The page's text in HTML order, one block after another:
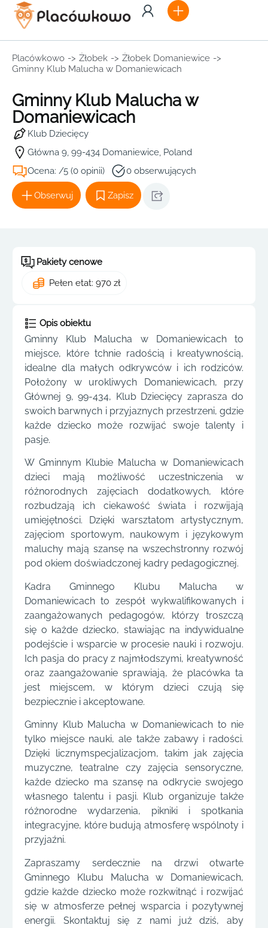
Placówkowo -> Żłobek -> Żłobek Domaniewice ->
Gminny Klub Malucha w Domaniewicach
Gminny Klub Malucha w
Domaniewicach
Klub Dziecięcy
Główna 9, 99-434 Domaniewice, Poland
Ocena: /5 (0 opinii)
0 obserwujących
Obserwuj Zapisz
Pakiety cenowe
Pełen etat: 970 zł
Opis obiektu
Gminny Klub Malucha w Domaniewicach to
miejsce, które tchnie radością i kreatywnością,
idealne dla małych odkrywców i ich rodziców.
Położony w urokliwych Domaniewicach, przy
Głównej 9, 99-434, Klub Dziecięcy zaprasza do
swoich barwnych i przyjaznych przestrzeni, gdzie
każde dziecko może rozwijać swoje talenty i
pasje.
W Gminnym Klubie Malucha w Domaniewicach
dzieci mają możliwość uczestniczenia w
różnorodnych zajęciach dodatkowych, które
rozbudzają ich ciekawość świata i rozwijają
umiejętności. Dzięki warsztatom artystycznym,
zajęciom sportowym, naukowym i językowym
maluchy mają szansę na wszechstronny rozwój
pod okiem doświadczonej kadry pedagogicznej.
Kadra Gminnego Klubu Malucha w
Domaniewicach to zespół wykwalifikowanych i
zaangażowanych pedagogów, którzy troszczą
się o każde dziecko, stawiając na indywidualne
podejście i wsparcie w procesie nauki i rozwoju.
Ich pasja do pracy z najmłodszymi, kreatywność
oraz zaangażowanie sprawiają, że placówka ta
jest miejscem, w którym dzieci czują się
bezpiecznie i akceptowane.
Gminny Klub Malucha w Domaniewicach to nie
tylko miejsce nauki, ale także zabawy i radości.
Dzięki licznymspecjalizacjom, takim jak zajęcia
muzyczne, teatralne czy zajęcia sensoryczne,
każde dziecko ma szansę na odkrycie swojego
własnego talentu i pasji. Klub organizuje także
różnorodne wydarzenia, pikniki i spotkania
integracyjne, które budują atmosferę wspólnoty i
przyjaźni.
Zapraszamy serdecznie na drzwi otwarte
Gminnego Klubu Malucha w Domaniewicach,
gdzie każde dziecko może rozkwitnąć i rozwijać
się w atmosferze pełnej wsparcia i pozytywnej
energii. Skontaktuj się z nami już dziś, aby